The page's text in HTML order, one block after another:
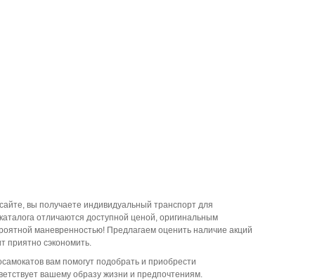
вы получаете индивидуальный транспорт для
отличаются доступной ценой, оригинальным
маневренностью! Предлагаем оценить наличие акций
приятно сэкономить.
вам помогут подобрать и приобрести
вашему образу жизни и предпочтениям.